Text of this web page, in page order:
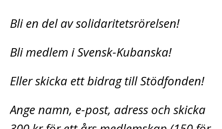
Bli en del av solidaritetsrörelsen!
Bli medlem i Svensk-Kubanska!
Eller skicka ett bidrag till Stödfonden!
Ange namn, e-post, adress och skicka